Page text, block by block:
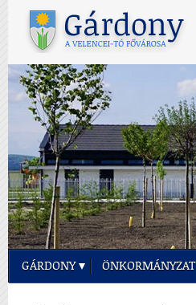
GÁRDONY ÖNKORMÁNYZAT